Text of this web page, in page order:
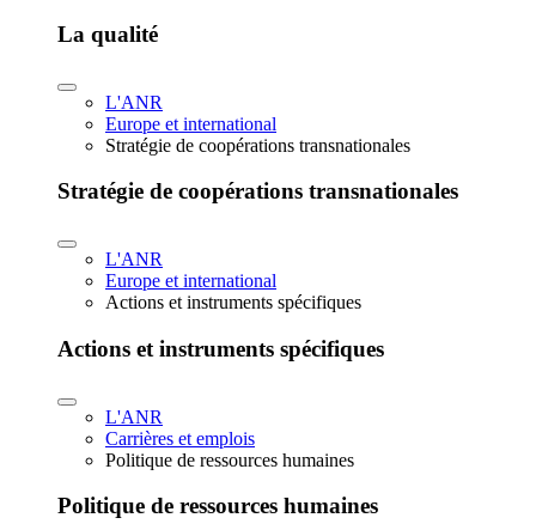
La qualité
L'ANR
Europe et international
Stratégie de coopérations transnationales
Stratégie de coopérations transnationales
L'ANR
Europe et international
Actions et instruments spécifiques
Actions et instruments spécifiques
L'ANR
Carrières et emplois
Politique de ressources humaines
Politique de ressources humaines